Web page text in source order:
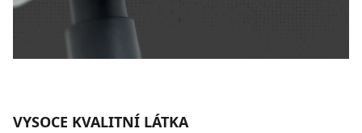
VYSOCE KVALITNÍ LÁTKA